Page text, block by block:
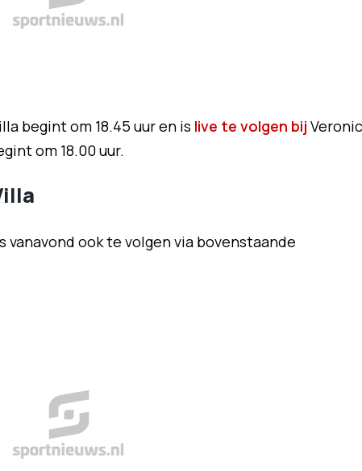
begint om 18.45 uur en is live te volgen bij
om 18.00 uur.
vanavond ook te volgen via bovenstaande